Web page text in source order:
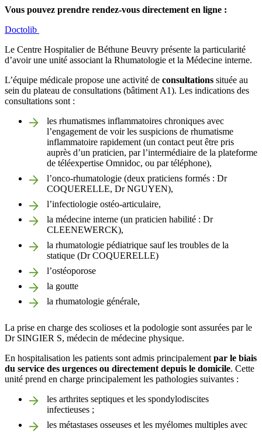
Vous pouvez prendre rendez-vous directement en ligne :
Doctolib
Le Centre Hospitalier de Béthune Beuvry présente la particularité
d’avoir une unité associant la Rhumatologie et la Médecine interne.
L’équipe médicale propose une activité de consultations située au
sein du plateau de consultations (bâtiment A1). Les indications des
consultations sont :
les rhumatismes inflammatoires chroniques avec
l’engagement de voir les suspicions de rhumatisme
inflammatoire rapidement (un contact peut être pris
auprès d’un praticien, par l’intermédiaire de la plateforme
de téléexpertise Omnidoc, ou par téléphone),
l’onco-rhumatologie (deux praticiens formés : Dr
COQUERELLE, Dr NGUYEN),
l’infectiologie ostéo-articulaire,
la médecine interne (un praticien habilité : Dr
CLEENEWERCK),
la rhumatologie pédiatrique sauf les troubles de la
statique (Dr COQUERELLE)
l’ostéoporose
la goutte
la rhumatologie générale,
La prise en charge des scolioses et la podologie sont assurées par le
Dr SINGIER S, médecin de médecine physique.
En hospitalisation les patients sont admis principalement par le biais
du service des urgences ou directement depuis le domicile. Cette
unité prend en charge principalement les pathologies suivantes :
les arthrites septiques et les spondylodiscites
infectieuses ;
les métastases osseuses et les myélomes multiples avec